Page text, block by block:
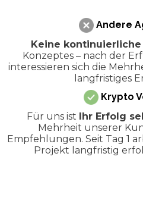
Andere
Keine kontinuierliche
Konzeptes – nach der
interessieren sich die
langfristiges
Krypto
Für uns ist Ihr Erfolg
Mehrheit unserer
Empfehlungen. Seit Tag 1
Projekt langfristig